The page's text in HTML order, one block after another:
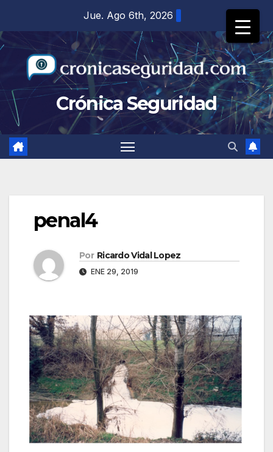
contenido
Jue. Ago 6th, 2026
Crónica Seguridad
penal4
Por Ricardo Vidal Lopez
ENE 29, 2019